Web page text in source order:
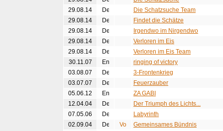
29.08.14
Die Schatzsuche Team
29.08.14
Findet die Schätze
29.08.14
Irgendwo im Nirgendwo
29.08.14
Verloren im Eis
29.08.14
Verloren im Eis Team
30.11.07
ringing of victory
03.08.07
3-Frontenkrieg
03.07.07
Feuerzauber
05.06.12
ZA GABI
12.04.04
Der Triumph des Lichts...
07.05.06
Labyrinth
02.09.04
Gemeinsames Bündnis